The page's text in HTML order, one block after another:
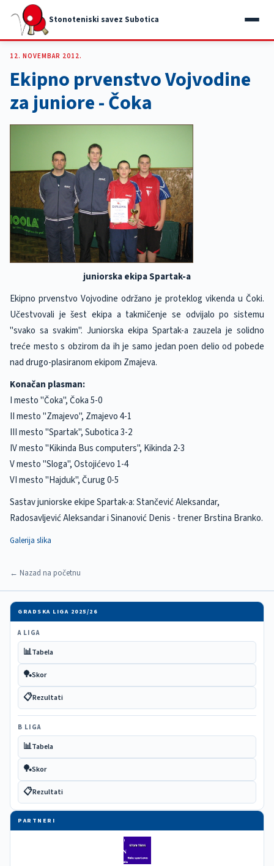
Stonoteniski savez Subotica
12. NOVEMBAR 2012.
Ekipno prvenstvo Vojvodine
za juniore - Čoka
juniorska ekipa Spartak-a
Ekipno prvenstvo Vojvodine održano je proteklog vikenda u Čoki.
Učestvovali je šest ekipa a takmičenje se odvijalo po sistemu
"svako sa svakim". Juniorska ekipa Spartak-a zauzela je solidno
treće mesto s obzirom da ih je samo jedan poen delio od pobede
nad drugo-plasiranom ekipom Zmajeva.
Konačan plasman:
I mesto "Čoka", Čoka 5-0
II mesto "Zmajevo", Zmajevo 4-1
III mesto "Spartak", Subotica 3-2
IV mesto "Kikinda Bus computers", Kikinda 2-3
V mesto "Sloga", Ostojićevo 1-4
VI mesto "Hajduk", Čurug 0-5
Sastav juniorske ekipe Spartak-a: Stančević Aleksandar,
Radosavljević Aleksandar i Sinanović Denis - trener Brstina Branko.
Galerija slika
← Nazad na početnu
GRADSKA LIGA 2025/26
A LIGA
📊Tabela
🏓Skor
📋Rezultati
B LIGA
📊Tabela
🏓Skor
📋Rezultati
PARTNERI